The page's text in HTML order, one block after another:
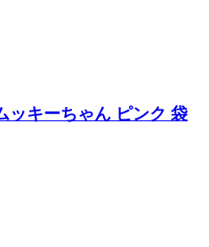
キーちゃん ピンク 袋